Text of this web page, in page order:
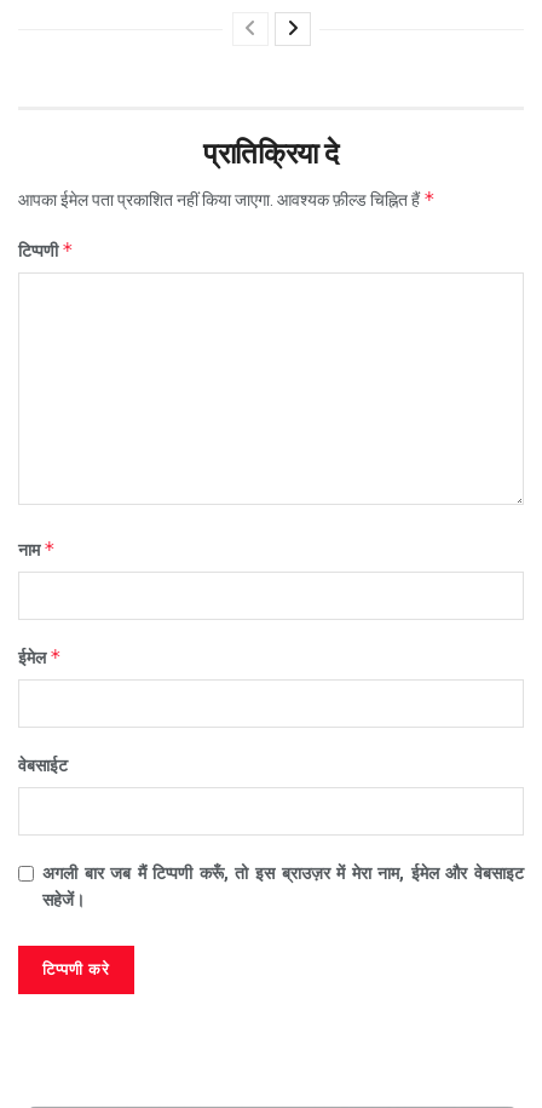
प्रातिक्रिया दे
आपका ईमेल पता प्रकाशित नहीं किया जाएगा. आवश्यक फ़ील्ड चिह्नित हैं*
टिप्पणी*
नाम*
ईमेल*
वेबसाईट
अगली बार जब मैं टिप्पणी करूँ, तो इस ब्राउज़र में मेरा नाम, ईमेल और वेबसाइट
सहेजें।